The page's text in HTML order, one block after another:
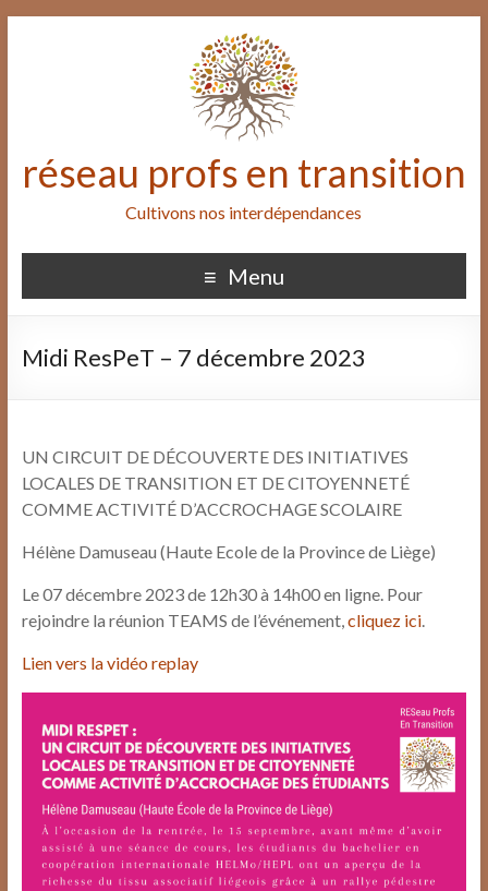
réseau profs en transition
Cultivons nos interdépendances
Menu
Midi ResPeT – 7 décembre 2023
UN CIRCUIT DE DÉCOUVERTE DES INITIATIVES
LOCALES DE TRANSITION ET DE CITOYENNETÉ
COMME ACTIVITÉ D’ACCROCHAGE SCOLAIRE
Hélène Damuseau (Haute Ecole de la Province de Liège)
Le 07 décembre 2023 de 12h30 à 14h00 en ligne. Pour
rejoindre la réunion TEAMS de l’événement,cliquez ici.
Lien vers la vidéo replay